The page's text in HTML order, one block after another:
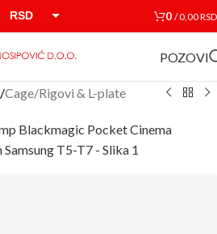
RSD 0 /0,00RSD
POZOVI
/Cage/Rigovi & L-plate